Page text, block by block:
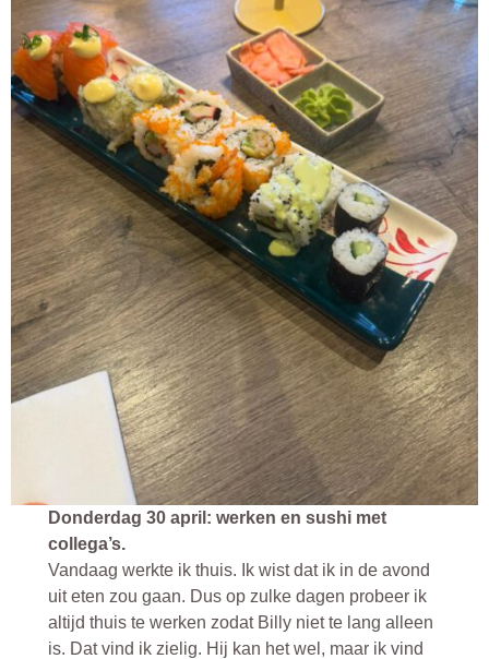
Donderdag 30 april: werken en sushi met
collega’s.
Vandaag werkte ik thuis. Ik wist dat ik in de avond
uit eten zou gaan. Dus op zulke dagen probeer ik
altijd thuis te werken zodat Billy niet te lang alleen
is. Dat vind ik zielig. Hij kan het wel, maar ik vind